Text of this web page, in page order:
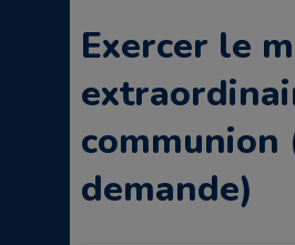
Exercer le
communion
demande)